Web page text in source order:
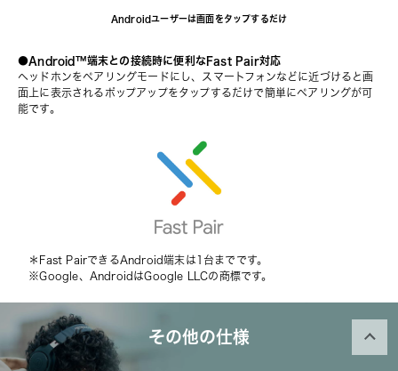
Androidユーザーは画面をタップするだけ
●Android™端末との接続時に便利なFast Pair対応
ヘッドホンをペアリングモードにし、スマートフォンなどに近づけると画
面上に表示されるポップアップをタップするだけで簡単にペアリングが可
能です。
＊Fast PairできるAndroid端末は1台までです。
※Google、AndroidはGoogle LLCの商標です。
その他の仕様